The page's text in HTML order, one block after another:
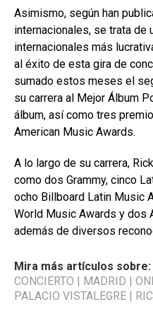
Asimismo, según han
internacionales, se trata de
internacionales más
al éxito de esta gira de
sumado estos meses el
su carrera al Mejor Álbum
álbum, así como tres
American Music Awards.
A lo largo de su carrera,
como dos Grammy, cinco
ocho Billboard Latin Music
World Music Awards y dos
además de diversos
Mira más artículos sobre:
CONCIERTO
MADRID
PALACIO VISTALEGRE